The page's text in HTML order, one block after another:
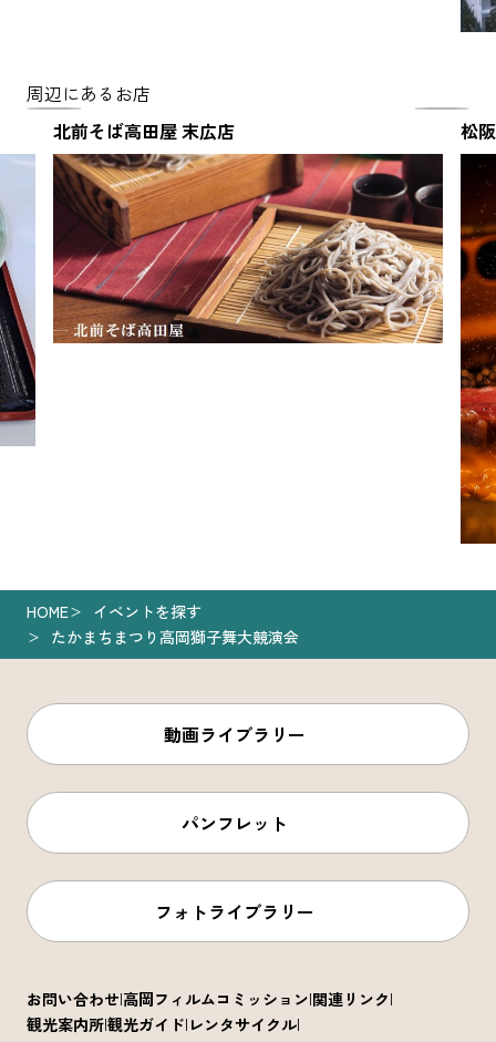
HOME
イベントを探す
たかまちまつり高岡獅子舞大競演会
周辺にあるお店
北前そば高田屋 末広店
松
動画ライブラリー
パンフレット
フォトライブラリー
お問い合わせ 高岡フィルムコミッション 関連リンク
観光案内所観光ガイド レンタサイクル